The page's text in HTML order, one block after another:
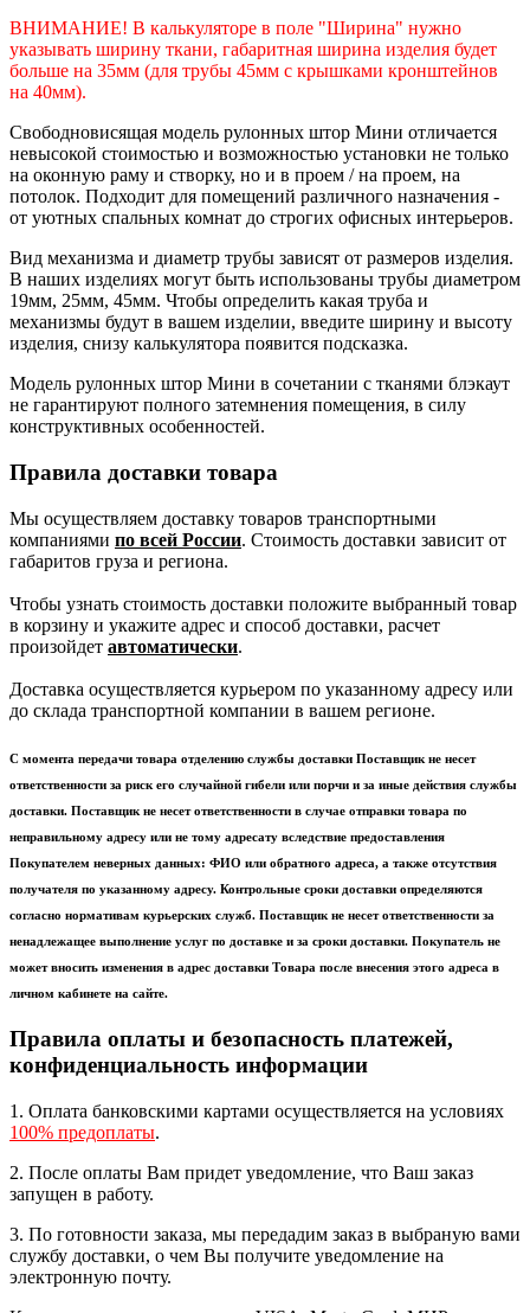
ВНИМАНИЕ! В калькуляторе в поле "Ширина" нужно
указывать ширину ткани, габаритная ширина изделия будет
больше на 35мм (для трубы 45мм с крышками кронштейнов
на 40мм).
Свободновисящая модель рулонных штор Мини отличается
невысокой стоимостью и возможностью установки не только
на оконную раму и створку, но и в проем / на проем, на
потолок. Подходит для помещений различного назначения -
от уютных спальных комнат до строгих офисных интерьеров.
Вид механизма и диаметр трубы зависят от размеров изделия.
В наших изделиях могут быть использованы трубы диаметром
19мм, 25мм, 45мм. Чтобы определить какая труба и
механизмы будут в вашем изделии, введите ширину и высоту
изделия, снизу калькулятора появится подсказка.
Модель рулонных штор Мини в сочетании с тканями блэкаут
не гарантируют полного затемнения помещения, в силу
конструктивных особенностей.
Правила доставки товара
Мы осуществляем доставку товаров транспортными
компаниями по всей России. Стоимость доставки зависит от
габаритов груза и региона.
Чтобы узнать стоимость доставки положите выбранный товар
в корзину и укажите адрес и способ доставки, расчет
произойдет автоматически.
Доставка осуществляется курьером по указанному адресу или
до склада транспортной компании в вашем регионе.
С момента передачи товара отделению службы доставки Поставщик не несет
ответственности за риск его случайной гибели или порчи и за иные действия службы
доставки. Поставщик не несет ответственности в случае отправки товара по
неправильному адресу или не тому адресату вследствие предоставления
Покупателем неверных данных: ФИО или обратного адреса, а также отсутствия
получателя по указанному адресу. Контрольные сроки доставки определяются
согласно нормативам курьерских служб. Поставщик не несет ответственности за
ненадлежащее выполнение услуг по доставке и за сроки доставки. Покупатель не
может вносить изменения в адрес доставки Товара после внесения этого адреса в
личном кабинете на сайте.
Правила оплаты и безопасность платежей,
конфиденциальность информации
1. Оплата банковскими картами осуществляется на условиях
100% предоплаты.
2. После оплаты Вам придет уведомление, что Ваш заказ
запущен в работу.
3. По готовности заказа, мы передадим заказ в выбраную вами
службу доставки, о чем Вы получите уведомление на
электронную почту.